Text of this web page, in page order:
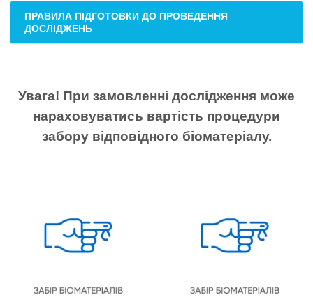
ПРАВИЛА ПІДГОТОВКИ ДО ПРОВЕДЕННЯ
ДОСЛІДЖЕНЬ
Увага! При замовленні дослідження може
нараховуватись вартість процедури
забору відповідного біоматеріалу.